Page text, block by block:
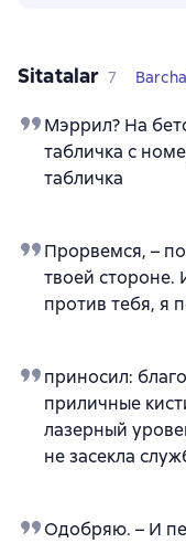
Sitatalar 7
Мэррил? На
табличка с
табличка
Прорвемся, –
твоей стороне.
против тебя, я
приносил:
приличные
лазерный
не засекла
Одобряю. – И